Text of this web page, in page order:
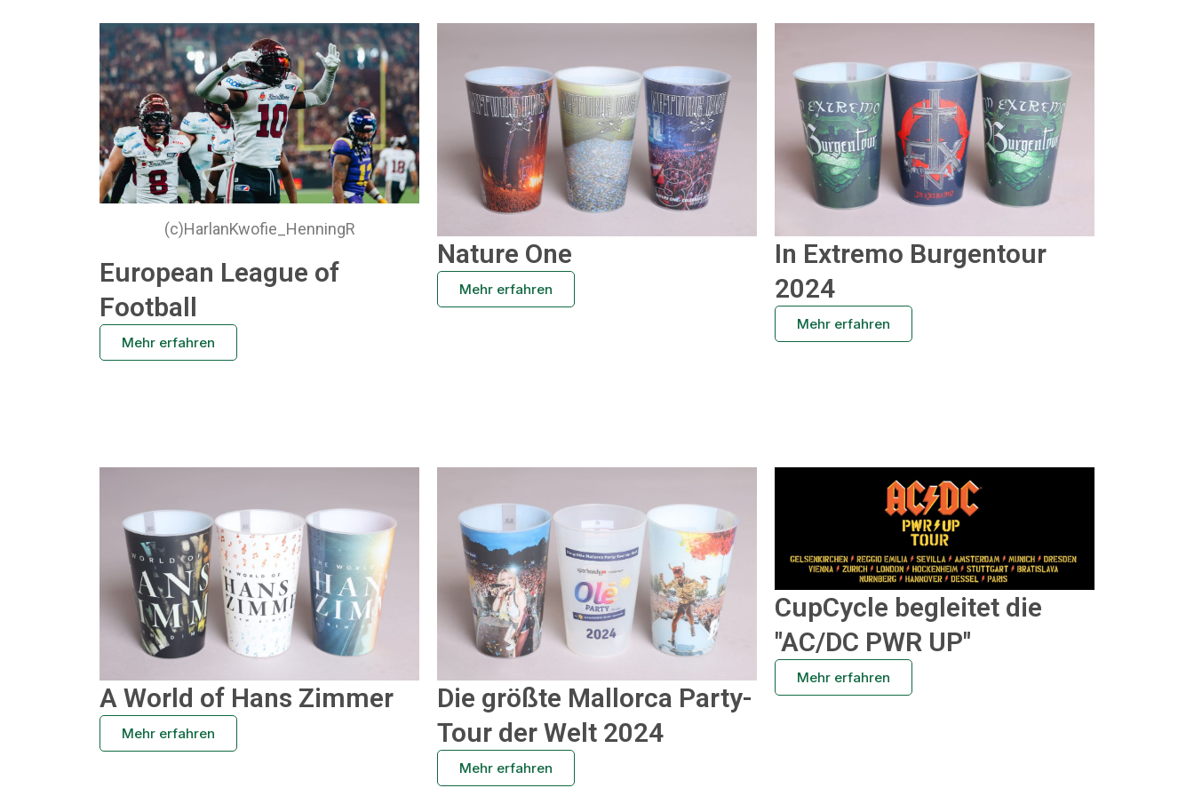
(c)HarlanKwofie_HenningR
European League of
Football
Mehr erfahren
Nature One
Mehr erfahren
In Extremo Burgentour
2024
Mehr erfahren
A World of Hans Zimmer
Mehr erfahren
Die größte Mallorca Party-
Tour der Welt 2024
Mehr erfahren
CupCycle begleitet die
"AC/DC PWR UP"
Mehr erfahren